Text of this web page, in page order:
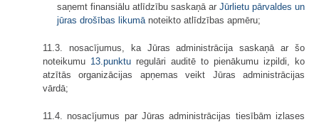
saņemt finansiālu atlīdzību saskaņā ar Jūrlietu pārvaldes un
jūras drošības likumā noteikto atlīdzības apmēru;
11.3. nosacījumus, ka Jūras administrācija saskaņā ar šo
noteikumu 13.punktu regulāri auditē to pienākumu izpildi, ko
atzītās organizācijas apņemas veikt Jūras administrācijas
vārdā;
11.4. nosacījumus par Jūras administrācijas tiesībām izlases